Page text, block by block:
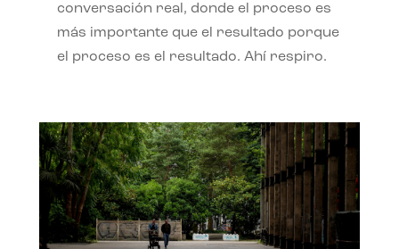
conversación real, donde el proceso es
más importante que el resultado porque
el proceso es el resultado. Ahí respiro.